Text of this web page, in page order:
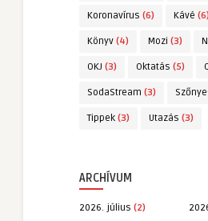
Koronavírus (6) Kávé (6)
Könyv (4) Mozi (3)
OKJ (3) Oktatás (5)
SodaStream (3)
Tippek (3) Utazás (3)
ARCHÍVUM
2026. július (2)